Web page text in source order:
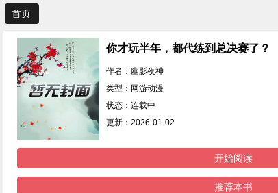
首页
你才玩半年，都代练到总决赛了？
作者：幽影夜神
类型：网游动漫
状态：连载中
更新：2026-01-02
开始阅读
推荐本书